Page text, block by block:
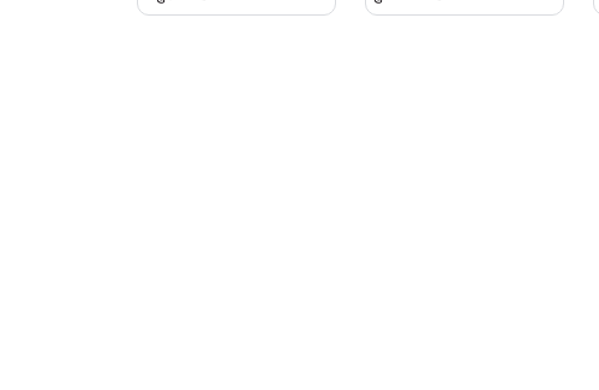
पार, तिसरी बार मोदी सरकार' चा
मृत्यू; मेरीलँड राज्य पोलिसांची